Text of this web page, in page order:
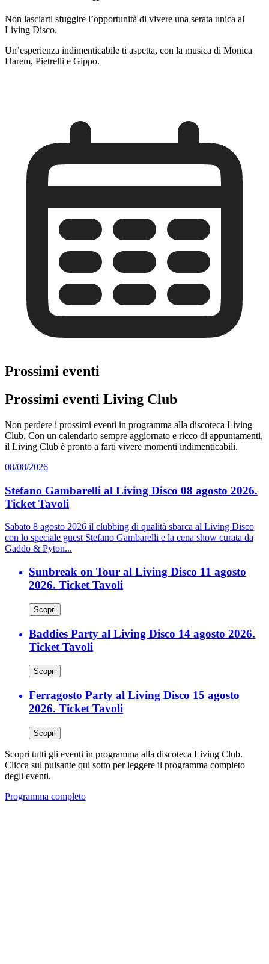
Non lasciarti sfuggire l’opportunità di vivere una serata unica al
Living Disco.
Un’esperienza indimenticabile ti aspetta, con la musica di Monica
Harem, Pietrelli e Gippo.
Prossimi eventi
Prossimi eventi Living Club
Non perdere i prossimi eventi in programma alla discoteca Living
Club. Con un calendario sempre aggiornato e ricco di appuntamenti,
il Living Club è pronto a farti vivere momenti indimenticabili.
08/08/2026
Stefano Gambarelli al Living Disco 08 agosto 2026.
Ticket Tavoli
Sabato 8 agosto 2026 il clubbing di qualità sbarca al Living Disco
con lo speciale guest Stefano Gambarelli e la cena show curata da
Gaddo & Pyton...
Sunbreak on Tour al Living Disco 11 agosto
2026. Ticket Tavoli
Scopri
Baddies Party al Living Disco 14 agosto 2026.
Ticket Tavoli
Scopri
Ferragosto Party al Living Disco 15 agosto
2026. Ticket Tavoli
Scopri
Scopri tutti gli eventi in programma alla discoteca Living Club.
Clicca sul pulsante qui sotto per leggere il programma completo
degli eventi.
Programma completo